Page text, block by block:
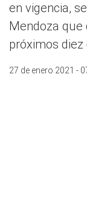
en vigencia,
Mendoza que
próximos diez
27 de enero 2021 -